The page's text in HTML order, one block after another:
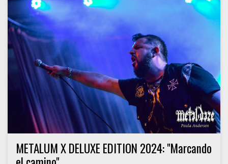
METALUM X DELUXE EDITION 2024: "Marcando